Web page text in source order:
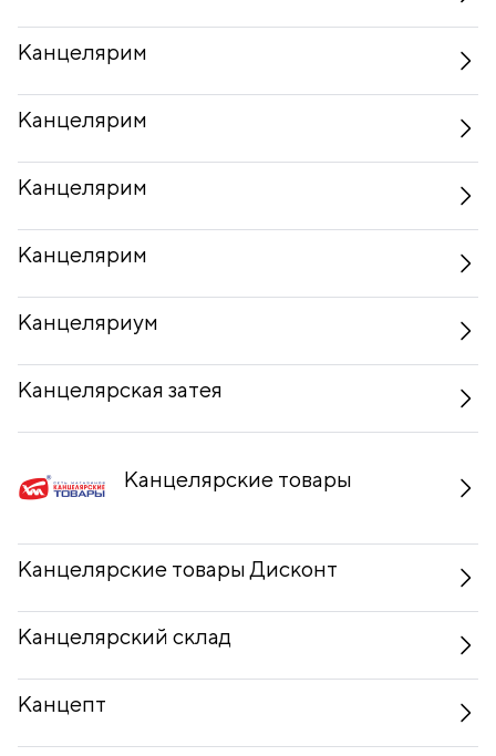
Канцелярим
Канцелярим
Канцелярим
Канцелярим
Канцеляриум
Канцелярская затея
Канцелярские товары
Канцелярские товары Дисконт
Канцелярский склад
Канцепт